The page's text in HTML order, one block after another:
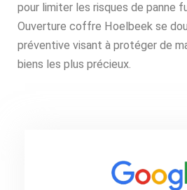
pour limiter les risques de panne
Ouverture coffre Hoelbeek se
préventive visant à protéger de
biens les plus précieux.